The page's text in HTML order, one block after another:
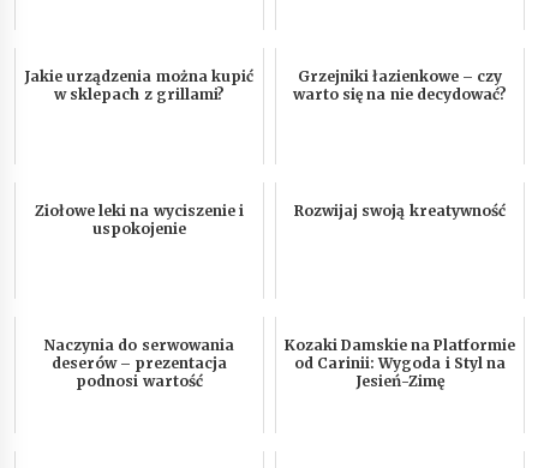
Jakie urządzenia można kupić
w sklepach z grillami?
Grzejniki łazienkowe – czy
warto się na nie decydować?
Ziołowe leki na wyciszenie i
uspokojenie
Rozwijaj swoją kreatywność
Naczynia do serwowania
deserów – prezentacja
podnosi wartość
Kozaki Damskie na Platformie
od Carinii: Wygoda i Styl na
Jesień-Zimę